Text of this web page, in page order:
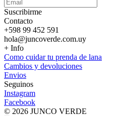
Suscribirme
Contacto
+598 99 452 591
hola@juncoverde.com.uy
+ Info
Como cuidar tu prenda de lana
Cambios y devoluciones
Envios
Seguinos
Instagram
Facebook
© 2026 JUNCO VERDE